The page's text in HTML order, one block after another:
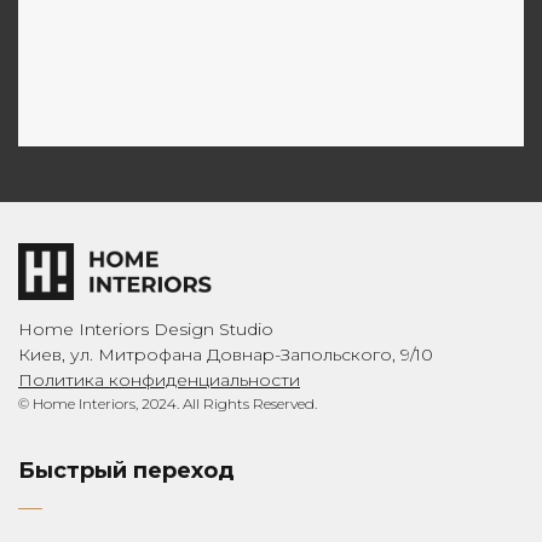
Home Interiors Design Studio
Киев, ул. Митрофана Довнар-Запольского, 9/10
Политика конфиденциальности
© Home Interiors, 2024. All Rights Reserved.
Быстрый переход